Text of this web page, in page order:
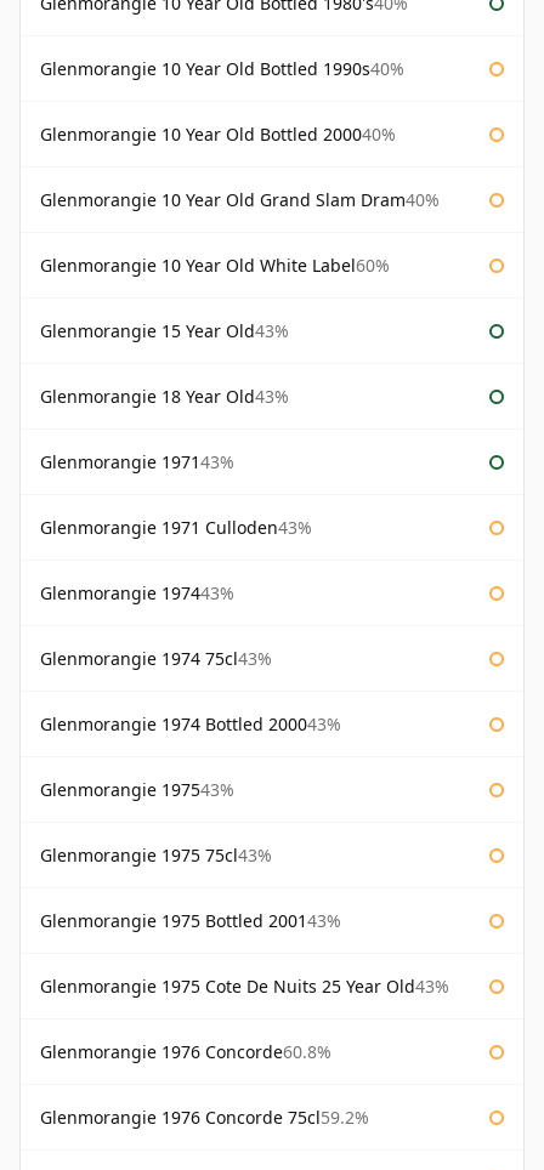
Glenmorangie 10 Year Old Bottled 1990s40%
Glenmorangie 10 Year Old Bottled 200040%
Glenmorangie 10 Year Old Grand Slam Dram40%
Glenmorangie 10 Year Old White Label60%
Glenmorangie 15 Year Old43%
Glenmorangie 18 Year Old43%
Glenmorangie 197143%
Glenmorangie 1971 Culloden43%
Glenmorangie 197443%
Glenmorangie 1974 75cl43%
Glenmorangie 1974 Bottled 200043%
Glenmorangie 197543%
Glenmorangie 1975 75cl43%
Glenmorangie 1975 Bottled 200143%
Glenmorangie 1975 Cote De Nuits 25 Year Old43%
Glenmorangie 1976 Concorde60.8%
Glenmorangie 1976 Concorde 75cl59.2%